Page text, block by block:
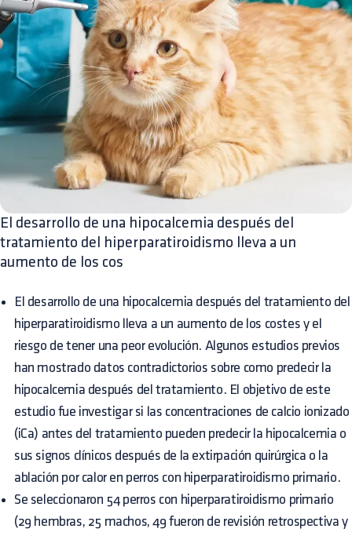
El desarrollo de una hipocalcemia después del
tratamiento del hiperparatiroidismo lleva a un
aumento de los cos
El desarrollo de una hipocalcemia después del tratamiento del
hiperparatiroidismo lleva a un aumento de los costes y el
riesgo de tener una peor evolución. Algunos estudios previos
han mostrado datos contradictorios sobre como predecir la
hipocalcemia después del tratamiento. El objetivo de este
estudio fue investigar si las concentraciones de calcio ionizado
(iCa) antes del tratamiento pueden predecir la hipocalcemia o
sus signos clínicos después de la extirpación quirúrgica o la
ablación por calor en perros con hiperparatiroidismo primario.
Se seleccionaron 54 perros con hiperparatiroidismo primario
(29 hembras, 25 machos, 49 fueron de revisión retrospectiva y